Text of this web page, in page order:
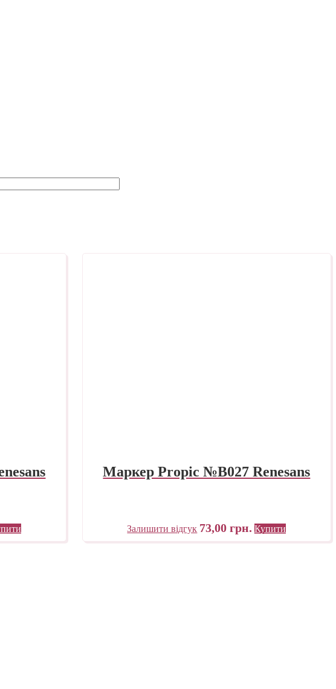
Маркер Propic №B027 Renesans
Залишити відгук 73,00грн. Купити